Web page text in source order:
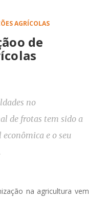
AGRÍCOLAS
de
no
de frotas tem sido a
e o seu
na agricultura vem